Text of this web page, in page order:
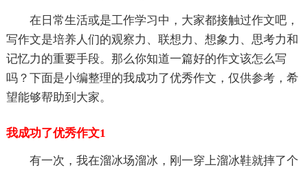
在日常生活或是工作学习中，大家都接触过作文吧，
写作文是培养人们的观察力、联想力、想象力、思考力和
记忆力的重要手段。那么你知道一篇好的作文该怎么写
吗？下面是小编整理的我成功了优秀作文，仅供参考，希
望能够帮助到大家。
我成功了优秀作文1
有一次，我在溜冰场溜冰，刚一穿上溜冰鞋就摔了个